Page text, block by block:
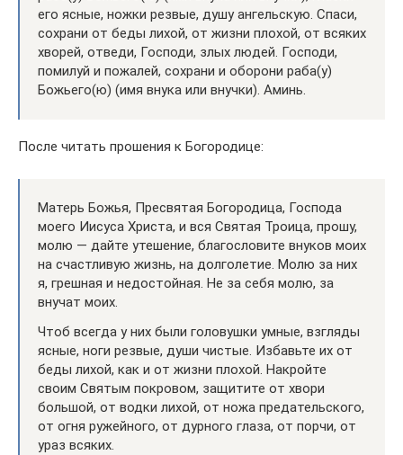
его ясные, ножки резвые, душу ангельскую. Спаси,
сохрани от беды лихой, от жизни плохой, от всяких
хворей, отведи, Господи, злых людей. Господи,
помилуй и пожалей, сохрани и оборони раба(у)
Божьего(ю) (имя внука или внучки). Аминь.
После читать прошения к Богородице:
Матерь Божья, Пресвятая Богородица, Господа
моего Иисуса Христа, и вся Святая Троица, прошу,
молю — дайте утешение, благословите внуков моих
на счастливую жизнь, на долголетие. Молю за них
я, грешная и недостойная. Не за себя молю, за
внучат моих.
Чтоб всегда у них были головушки умные, взгляды
ясные, ноги резвые, души чистые. Избавьте их от
беды лихой, как и от жизни плохой. Накройте
своим Святым покровом, защитите от хвори
большой, от водки лихой, от ножа предательского,
от огня ружейного, от дурного глаза, от порчи, от
ураз всяких.